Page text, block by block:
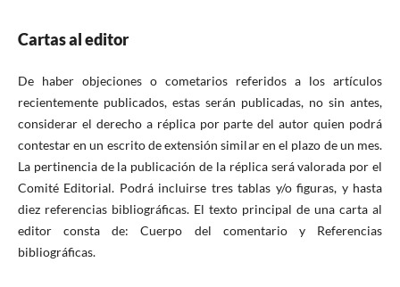
Cartas al editor
De haber objeciones o cometarios referidos a los artículos
recientemente publicados, estas serán publicadas, no sin antes,
considerar el derecho a réplica por parte del autor quien podrá
contestar en un escrito de extensión similar en el plazo de un mes.
La pertinencia de la publicación de la réplica será valorada por el
Comité Editorial. Podrá incluirse tres tablas y/o figuras, y hasta
diez referencias bibliográficas. El texto principal de una carta al
editor consta de: Cuerpo del comentario y Referencias
bibliográficas.